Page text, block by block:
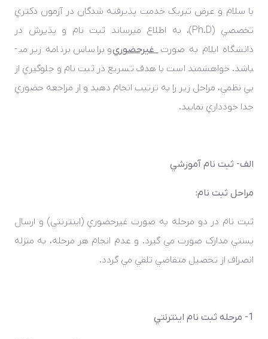
با سلام و عرض تبريک خدمت پذيرفته­ شدگان در آزمون دکتري
تخصصي (Ph.D)، به اطلاع مي­رساند ثبت ­نام و پذيرش در
دانشگاه ايلام به صورتغيرحضوريو براساس برنامه زير مي­
باشد. خواهشمند است با هدف تسريع در ثبت­ نام و جلوگيري از
بي­ نظمي، مراحل زير را به ترتيب انجام دهيد و از مراجعه حضوري
جدا خودداري نماييد.
الف- ثبت نام آموزشي
مراحل ثبت­ نام:
ثبت­ نام در دو مرحله به صورت غيرحضوري (اينترنتي) و ارسال
پستي مدارک صورت مي گيرد. و عدم انجام هر مرحله، به منزله
انصراف از تحصيل متقاضي تلقي مي گردد.
1- مرحله ثبت نام اينترنتي